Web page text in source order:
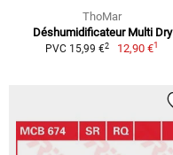
ThoMar
Déshumidificateur Multi Dry
PVC 15,99 €2 12,90 €1